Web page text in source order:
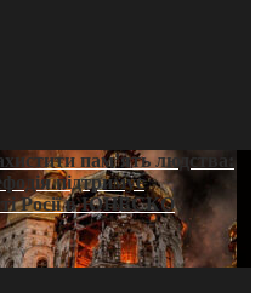
пам’ять людства:
підтримує
Росії в ЮНЕСКО